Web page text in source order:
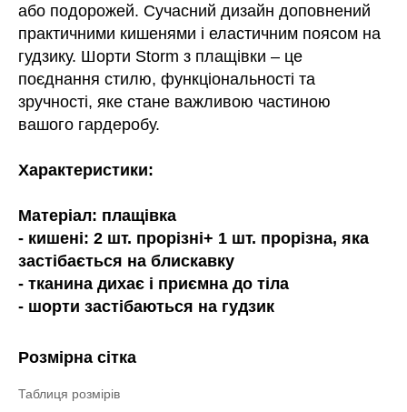
або подорожей. Сучасний дизайн доповнений
практичними кишенями і еластичним поясом на
гудзику. Шорти Storm з плащівки – це
поєднання стилю, функціональності та
зручності, яке стане важливою частиною
вашого гардеробу.
Характеристики:
Матеріал: плащівка
- кишені: 2 шт. прорізні+ 1 шт. прорізна, яка
застібається на блискавку
- тканина дихає і приємна до тіла
- шорти застібаються на гудзик
Розмірна сітка
Таблиця розмірів